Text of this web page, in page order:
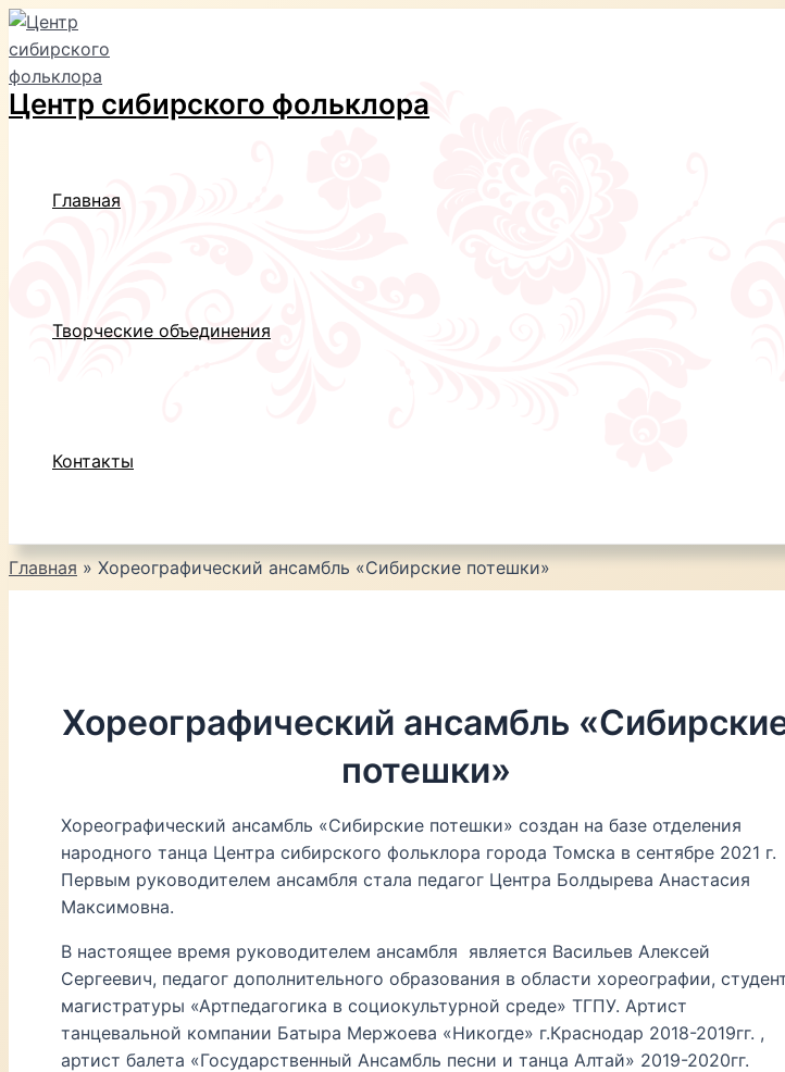
Перейти
к
содержимому
Центр сибирского фольклора
Главная
Творческие объединения
Контакты
Главная Хореографический ансамбль «Сибирские потешки»
Хореографический ансамбль
потешки»
Хореографический ансамбль «Сибирские потешки» создан на базе отделения
народного танца Центра сибирского фольклора города Томска в сентябре 2021 г.
Первым руководителем ансамбля стала педагог Центра Болдырева Анастасия
Максимовна.
В настоящее время руководителем ансамбля является Васильев Алексей
Сергеевич, педагог дополнительного образования в области хореографии,
магистратуры «Артпедагогика в социокультурной среде» ТГПУ. Артист
танцевальной компании Батыра Мержоева «Никогде» г.Краснодар 2018-2019гг. ,
артист балета «Государственный Ансамбль песни и танца Алтай» 2019-2020гг.